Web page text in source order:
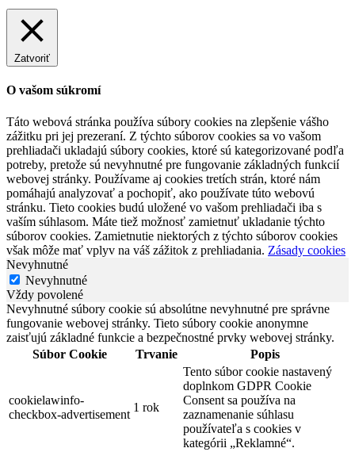
Zatvoriť
O vašom súkromí
Táto webová stránka používa súbory cookies na zlepšenie vášho
zážitku pri jej prezeraní. Z týchto súborov cookies sa vo vašom
prehliadači ukladajú súbory cookies, ktoré sú kategorizované podľa
potreby, pretože sú nevyhnutné pre fungovanie základných funkcií
webovej stránky. Používame aj cookies tretích strán, ktoré nám
pomáhajú analyzovať a pochopiť, ako používate túto webovú
stránku. Tieto cookies budú uložené vo vašom prehliadači iba s
vaším súhlasom. Máte tiež možnosť zamietnuť ukladanie týchto
súborov cookies. Zamietnutie niektorých z týchto súborov cookies
však môže mať vplyv na váš zážitok z prehliadania. Zásady cookies
Nevyhnutné
Nevyhnutné
Vždy povolené
Nevyhnutné súbory cookie sú absolútne nevyhnutné pre správne
fungovanie webovej stránky. Tieto súbory cookie anonymne
zaisťujú základné funkcie a bezpečnostné prvky webovej stránky.
Súbor Cookie
Trvanie Popis
cookielawinfo-
checkbox-advertisement
1 rok
Tento súbor cookie nastavený
doplnkom GDPR Cookie
Consent sa používa na
zaznamenanie súhlasu
používateľa s cookies v
kategórii „Reklamné“.